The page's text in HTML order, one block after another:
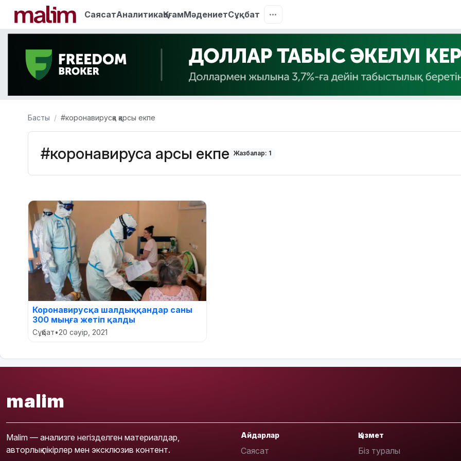
СаясатАналитикаҚоғамМәдениетСұқбат
Басты #коронавирусқа қарсы екпе
#коронавирусқа қарсы екпе Жазбалар: 1
Коронавирусқа шалдыққандар саны
300 мыңға жетіп қалды
Сұқбат•20 сәуір, 2021
malim
Malim — анализге негізделген материалдар,
авторлық пікірлер мен эксклюзив контент.
Айдарлар
Саясат
Қызмет
Біз туралы